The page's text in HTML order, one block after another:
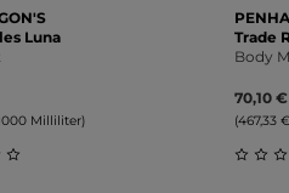
Luna
Milliliter)
Trade
Body
70,10 €
(467,33